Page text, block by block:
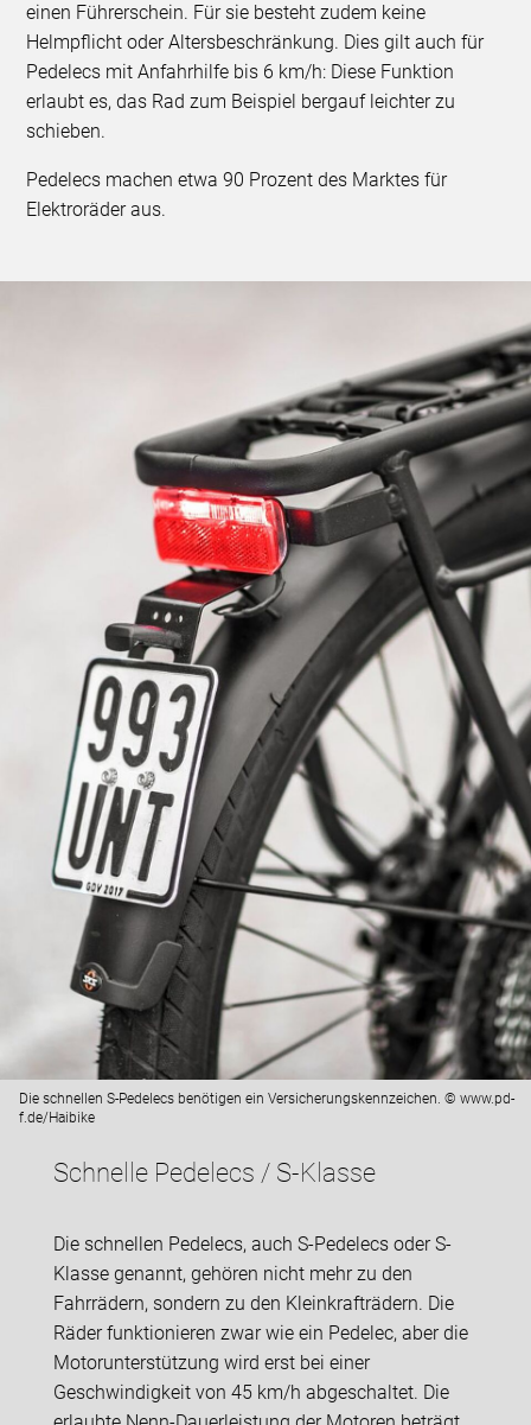
einen Führerschein. Für sie besteht zudem keine
Helmpflicht oder Altersbeschränkung. Dies gilt auch für
Pedelecs mit Anfahrhilfe bis 6 km/h: Diese Funktion
erlaubt es, das Rad zum Beispiel bergauf leichter zu
schieben.
Pedelecs machen etwa 90 Prozent des Marktes für
Elektroräder aus.
Die schnellen S-Pedelecs benötigen ein Versicherungskennzeichen. © www.pd-
f.de/Haibike
Schnelle Pedelecs / S-Klasse
Die schnellen Pedelecs, auch S-Pedelecs oder S-
Klasse genannt, gehören nicht mehr zu den
Fahrrädern, sondern zu den Kleinkrafträdern. Die
Räder funktionieren zwar wie ein Pedelec, aber die
Motorunterstützung wird erst bei einer
Geschwindigkeit von 45 km/h abgeschaltet. Die